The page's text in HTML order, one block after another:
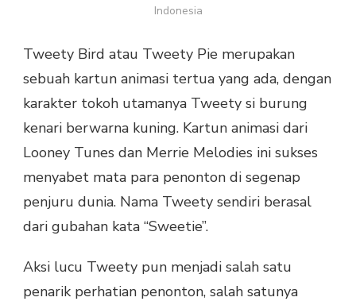
Indonesia
Tweety Bird atau Tweety Pie merupakan
sebuah kartun animasi tertua yang ada, dengan
karakter tokoh utamanya Tweety si burung
kenari berwarna kuning. Kartun animasi dari
Looney Tunes dan Merrie Melodies ini sukses
menyabet mata para penonton di segenap
penjuru dunia. Nama Tweety sendiri berasal
dari gubahan kata “Sweetie”.
Aksi lucu Tweety pun menjadi salah satu
penarik perhatian penonton, salah satunya